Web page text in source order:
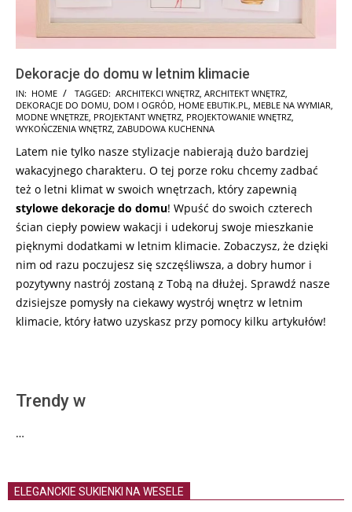
Dekoracje do domu w letnim klimacie
2024-
11-
05
IN: HOME TAGGED: ARCHITEKCI WNĘTRZ, ARCHITEKT WNĘTRZ,
DEKORACJE DO DOMU, DOM I OGRÓD, HOME EBUTIK.PL, MEBLE NA WYMIAR,
MODNE WNĘTRZE, PROJEKTANT WNĘTRZ, PROJEKTOWANIE WNĘTRZ,
WYKOŃCZENIA WNĘTRZ, ZABUDOWA KUCHENNA
Latem nie tylko nasze stylizacje nabierają dużo bardziej
wakacyjnego charakteru. O tej porze roku chcemy zadbać
też o letni klimat w swoich wnętrzach, który zapewnią
stylowe dekoracje do domu! Wpuść do swoich czterech
ścian ciepły powiew wakacji i udekoruj swoje mieszkanie
pięknymi dodatkami w letnim klimacie. Zobaczysz, że dzięki
nim od razu poczujesz się szczęśliwsza, a dobry humor i
pozytywny nastrój zostaną z Tobą na dłużej. Sprawdź nasze
dzisiejsze pomysły na ciekawy wystrój wnętrz w letnim
klimacie, który łatwo uzyskasz przy pomocy kilku artykułów!
Trendy w
…
ELEGANCKIE SUKIENKI NA WESELE